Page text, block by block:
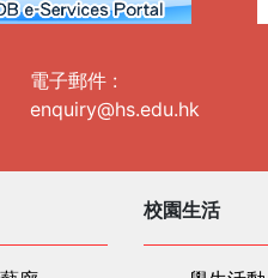
電子郵件 :
enquiry@hs.edu.hk
校園生活